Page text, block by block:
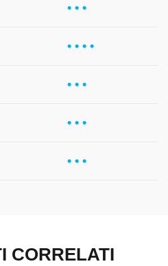
• • •
• • • •
• • •
• • •
• • •
CORRELATI